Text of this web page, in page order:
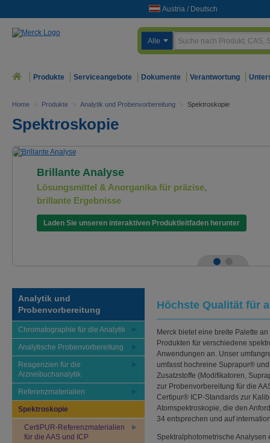
Austria / Deutsch
Alle
Produkte Serviceangebote Dokumente Verantwortung
Home > Produkte > Analytik und Probenvorbereitung > Spektroskopie
Spektroskopie
Brillante Analyse
Lösungsmittel & Anorganika für präzise,
brillante Ergebnisse
Laden Sie unseren interaktiven Produktleitfaden herunter
Analytik und
Probenvorbereitung
Chromatographie für die Analytik
Analytische Probenvorbereitung
Reagenzien für die
Arzneibuchanalytik
Referenzmaterialien
Spektroskopie
CertiPUR-Referenzmaterialien
für die AAS und ICP
Höchste Qualität für
Merck bietet eine breite Palette
Produkten für verschiedene
Anwendungen an. Unser
umfasst hochreine Suprapur®
Zusatzstoffe (Modifikatoren,
zur Probenvorbereitung für die
Certipur® ICP-Standards zur
Atomspektroskopie, die den
34 entsprechen und auf
Spektralphotometrische